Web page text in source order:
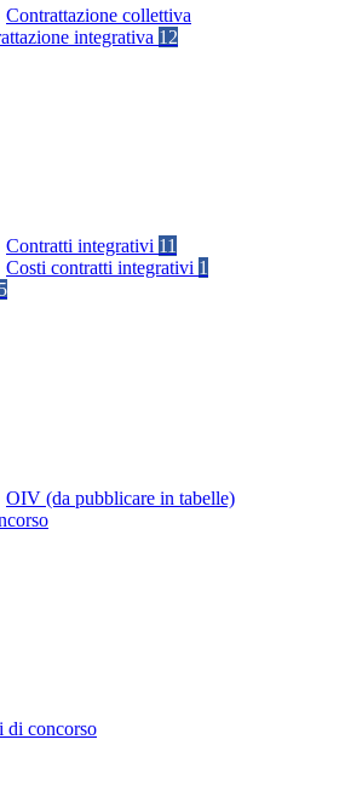
Contrattazione collettiva
integrativa 12
Contratti integrativi 11
Costi contratti integrativi 1
5
OIV (da pubblicare in tabelle)
di concorso